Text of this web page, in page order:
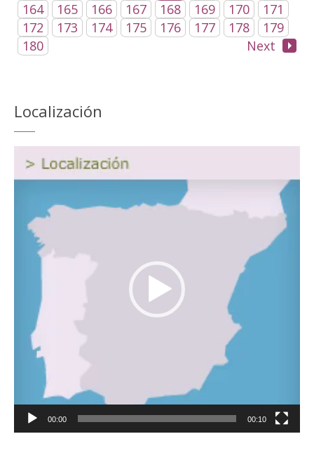
164
165 166 167 168 169 170
171
172
173 174 175 176 177 178
179
180
Next
Localización
Reproductor
de
00:00 00:10